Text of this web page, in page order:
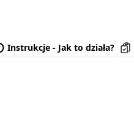
Instrukcje - Jak to działa?